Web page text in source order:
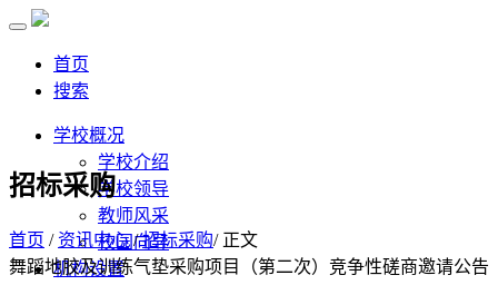
首页
搜索
学校概况
学校介绍
学校领导
教师风采
校园向导
机构设置
招标采购
首页 / 资讯中心/招标采购/ 正文
舞蹈地胶及训练气垫采购项目（第二次）竞争性磋商邀请公告